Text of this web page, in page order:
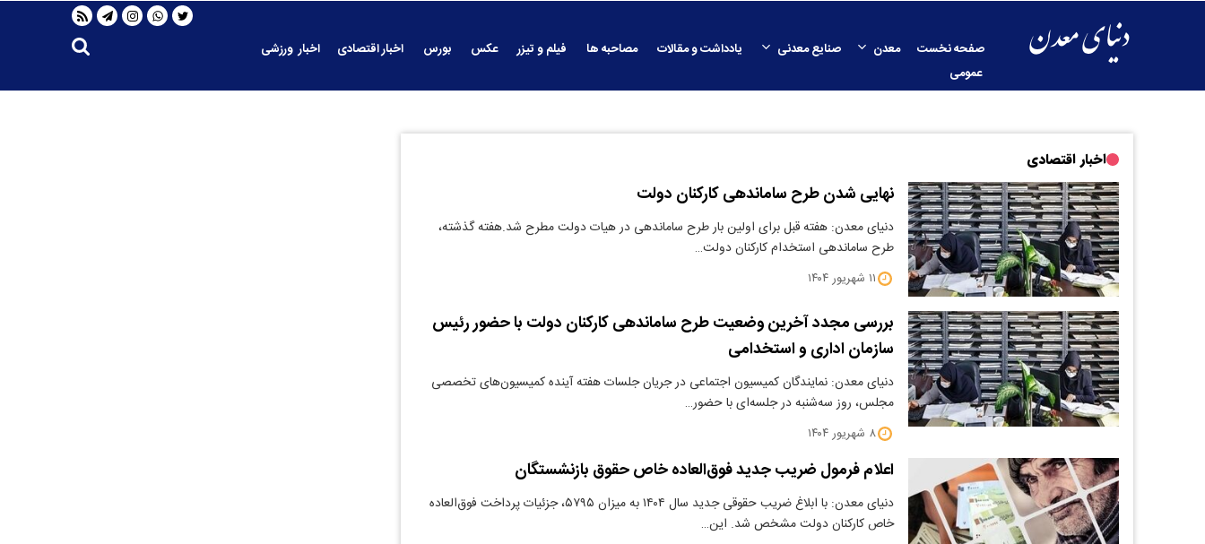
صفحه نخست معدن صنایع معدنی یادداشت و مقالات مصاحبه ها فیلم و تیزر عکس بورس اخبار اقتصادی
اخبار ورزشی
عمومی
اخبار اقتصادی
نهایی شدن طرح ساماندهی کارکنان دولت
دنیای معدن: هفته قبل برای اولین بار طرح ساماندهی در هیات دولت مطرح شد.هفته گذشته،
طرح ساماندهی استخدام کارکنان دولت…
۱۱ شهریور ۱۴۰۴
بررسی مجدد آخرین وضعیت طرح ساماندهی کارکنان دولت با حضور رئیس
سازمان اداری و استخدامی
دنیای معدن: نمایندگان کمیسیون اجتماعی در جریان جلسات هفته آینده کمیسیون‌های تخصصی
مجلس، روز سه‌شنبه در جلسه‌ای با حضور…
۸ شهریور ۱۴۰۴
اعلام فرمول ضریب جدید فوق‌العاده خاص حقوق بازنشستگان
دنیای معدن: با ابلاغ ضریب حقوقی جدید سال ۱۴۰۴ به میزان ۵۷۹۵، جزئیات پرداخت فوق‌العاده
خاص کارکنان دولت مشخص شد. این…